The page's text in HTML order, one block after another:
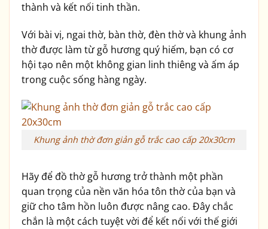
thành và kết nối tinh thần.
Với bài vị, ngai thờ, bàn thờ, đèn thờ và khung ảnh
thờ được làm từ gỗ hương quý hiếm, bạn có cơ
hội tạo nên một không gian linh thiêng và ấm áp
trong cuộc sống hàng ngày.
Khung ảnh thờ đơn giản gỗ trắc cao cấp 20x30cm
Hãy để đồ thờ gỗ hương trở thành một phần
quan trọng của nền văn hóa tôn thờ của bạn và
giữ cho tâm hồn luôn được nâng cao. Đây chắc
chắn là một cách tuyệt vời để kết nối với thế giới